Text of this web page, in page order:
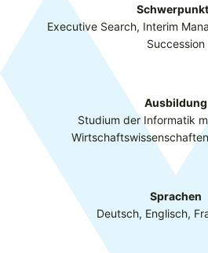
Executive Search, Interim
Succession
Ausbildung
Studium der Informatik
Sprachen
Deutsch, Englisch,